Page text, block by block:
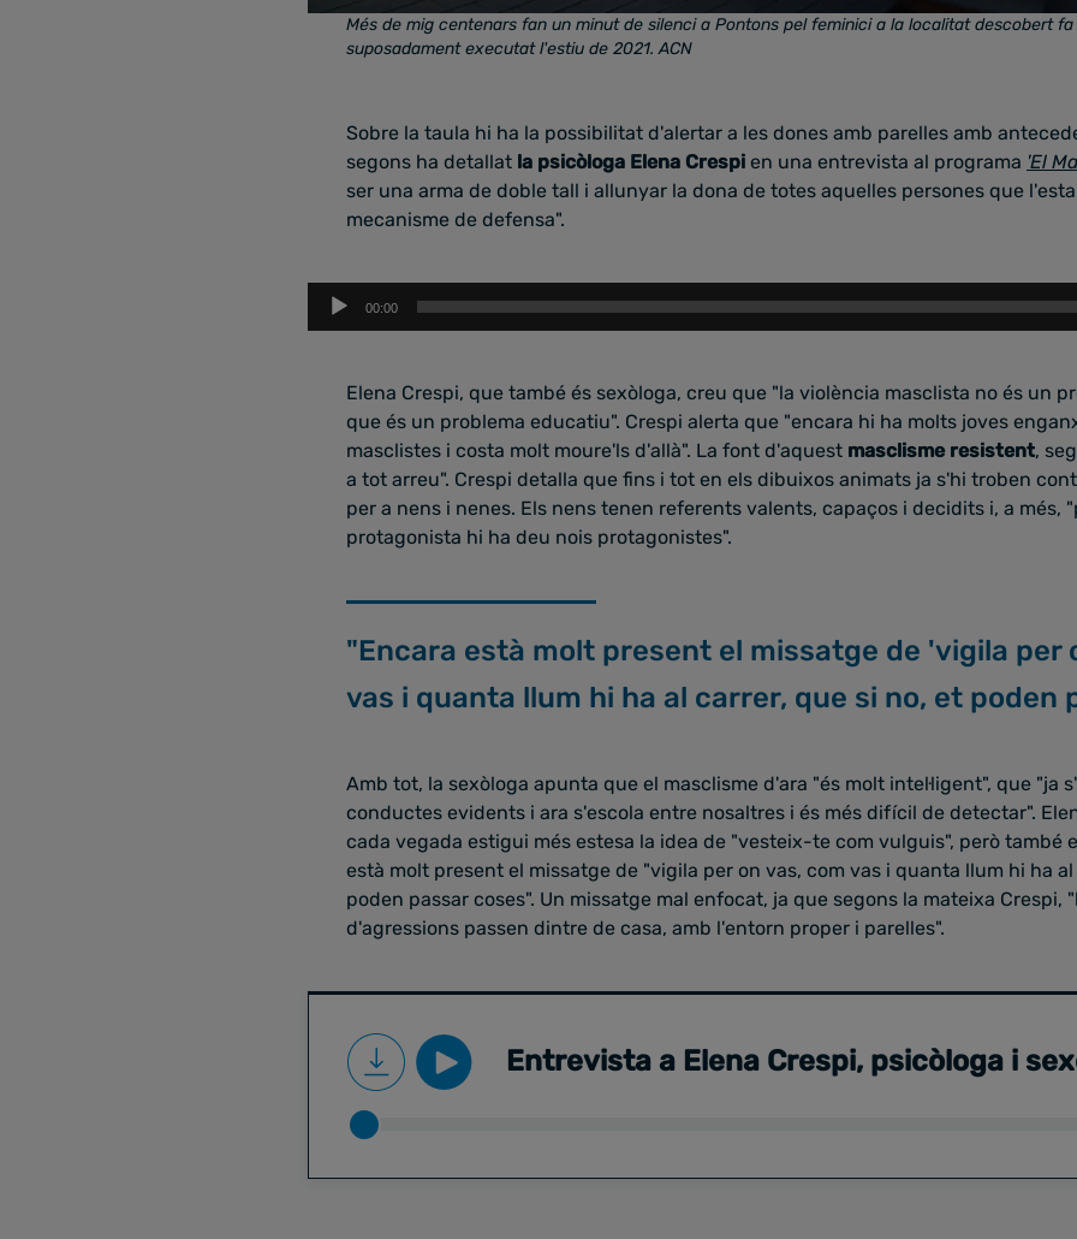
Més de mig centenars fan un minut de silenci a Pontons pel feminici a la localitat descobert
suposadament executat l'estiu de 2021.ACN
Sobre la taula hi ha la possibilitat d'alertar a les dones amb parelles amb
segons ha detallat la psicòloga Elena Crespi en una entrevista al programa 'El
ser una arma de doble tall i allunyar la dona de totes aquelles persones que
mecanisme de defensa".
Reproductor
00:00
Elena Crespi, que també és sexòloga, creu que "la violència masclista no és un
que és un problema educatiu". Crespi alerta que "encara hi ha molts joves
masclistes i costa molt moure'ls d'allà". La font d'aquest masclisme resistent,
a tot arreu". Crespi detalla que fins i tot en els dibuixos animats ja s'hi troben
per a nens i nenes. Els nens tenen referents valents, capaços i decidits i, a més,
protagonista hi ha deu nois protagonistes".
"Encara està molt present el missatge de 'vigila per
vas i quanta llum hi ha al carrer, que si no, et poden
Amb tot, la sexòloga apunta que el masclisme d'ara "és molt intel·ligent", que "ja
conductes evidents i ara s'escola entre nosaltres i és més difícil de detectar".
cada vegada estigui més estesa la idea de "vesteix-te com vulguis", però també
està molt present el missatge de "vigila per on vas, com vas i quanta llum hi ha
poden passar coses". Un missatge mal enfocat, ja que segons la mateixa Crespi,
d'agressions passen dintre de casa, amb l'entorn proper i parelles".
Entrevista a Elena Crespi, psicòloga i